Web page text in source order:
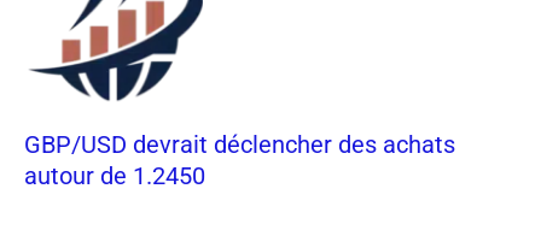
GBP/USD devrait déclencher des achats
autour de 1.2450